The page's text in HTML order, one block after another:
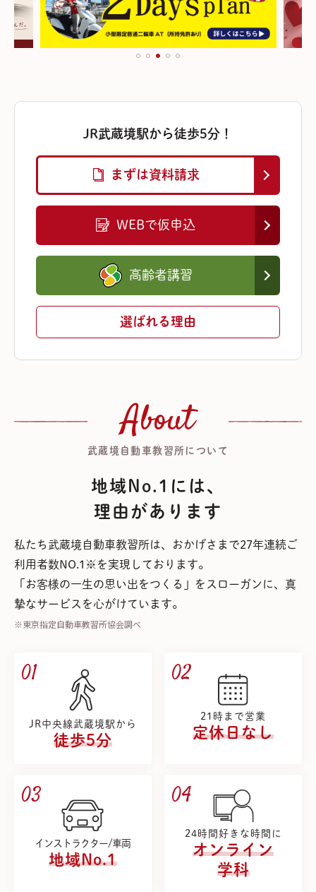
JR武蔵境駅から徒歩5分！
まずは資料請求
WEBで仮申込
高齢者講習
選ばれる理由
About
武蔵境自動車教習所について
地域No.1には、
理由があります
私たち武蔵境自動車教習所は、おかげさまで27年連続ご
利用者数NO.1※を実現しております。
「お客様の一生の思い出をつくる」をスローガンに、真
摯なサービスを心がけています。
※東京指定自動車教習所協会調べ
01
JR中央線武蔵境駅から
徒歩5分
02
21時まで営業
定休日なし
03
インストラクター/車両
地域No.1
04
24時間好きな時間に
オンライン
学科